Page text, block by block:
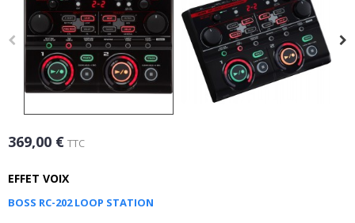
369,00 € TTC
EFFET VOIX
BOSS RC-202 LOOP STATION